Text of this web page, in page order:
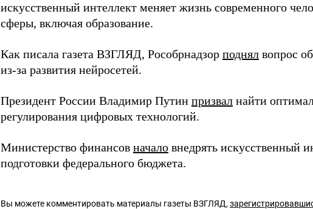
искусственный интеллект меняет жизнь современного
сферы, включая образование.
Как писала газета ВЗГЛЯД, Рособрнадзор поднял вопрос
из-за развития нейросетей.
Президент России Владимир Путин призвал найти
регулирования цифровых технологий.
Министерство финансов начало внедрять искусственный
подготовки федерального бюджета.
Вы можете комментировать материалы газеты ВЗГЛЯД,